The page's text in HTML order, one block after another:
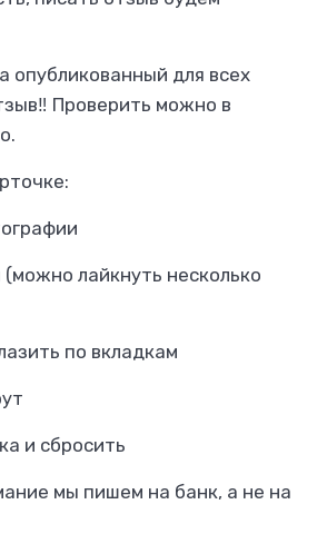
опубликованный для всех
Проверить можно в
лайкнуть несколько
по вкладкам
и сбросить
мы пишем на банк, а не на